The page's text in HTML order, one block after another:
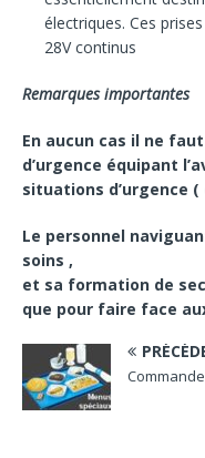
électriques. Ces
28V continus
Remarques importantes
En aucun cas il ne
d’urgence équipant
situations d’urgence
Le personnel
soins ,
et sa formation de
que pour faire face